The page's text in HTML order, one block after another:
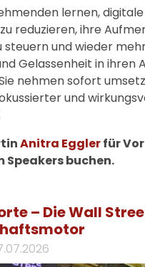
lernen,
reduzieren, ihre
steuern und wieder
Gelassenheit in ihren
nehmen sofort
und
Anitra Egglerfür
Speakers buchen.
– Die Wall